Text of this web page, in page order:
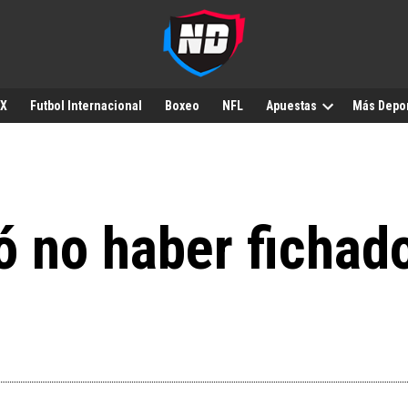
Futbol Internacional Boxeo NFL Apuestas Más
no haber